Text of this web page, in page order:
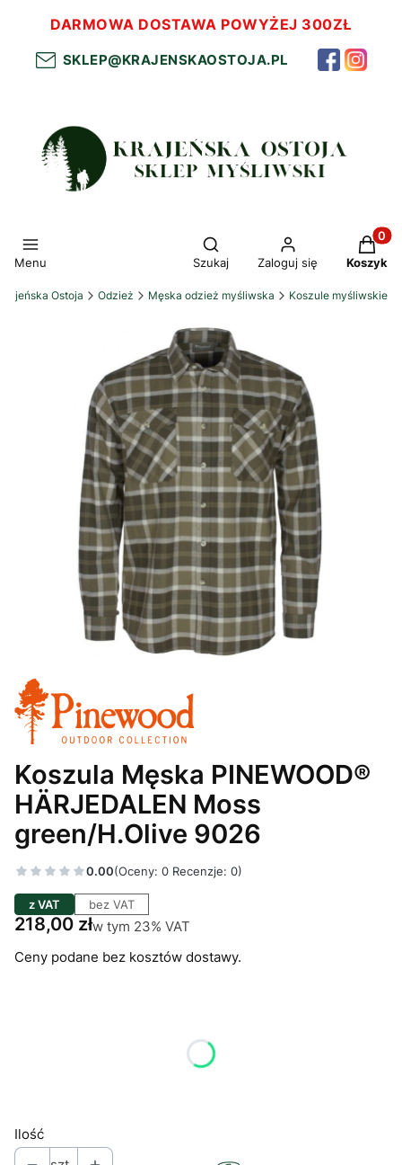
DARMOWA DOSTAWA POWYŻEJ 300ZŁ
SKLEP@KRAJENSKAOSTOJA.PL
Menu
Otwórz wyszukiwarkę
Szukaj Zaloguj się Koszyk
Ostoja Odzież Męska odzież myśliwska Koszule myśliwskie
Koszula Męska PINEWOOD®
HÄRJEDALEN Moss
green/H.Olive 9026
0.00(Oceny: 0 Recenzje: 0)
z VAT bez VAT
Cena
218,00 złw tym 23% VAT
w tym 23% VAT
Ceny podane bez kosztów dostawy.
Ilość